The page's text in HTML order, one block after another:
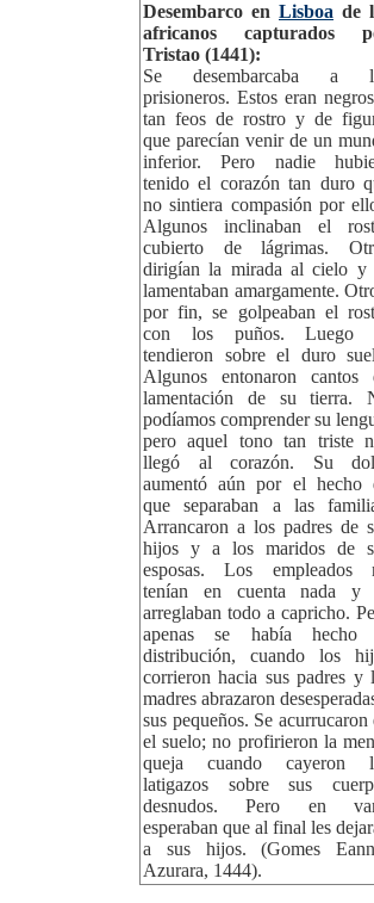
Desembarco en Lisboa de
africanos capturados
Tristao (1441):
Se desembarcaba a
prisioneros. Estos eran
tan feos de rostro y de
que parecían venir de un
inferior. Pero nadie
tenido el corazón tan duro
no sintiera compasión por
Algunos inclinaban el
cubierto de lágrimas.
dirigían la mirada al cielo y
lamentaban amargamente.
por fin, se golpeaban el
con los puños. Luego
tendieron sobre el duro
Algunos entonaron cantos
lamentación de su tierra.
podíamos comprender su
pero aquel tono tan triste
llegó al corazón. Su
aumentó aún por el hecho
que separaban a las
Arrancaron a los padres de
hijos y a los maridos de
esposas. Los empleados
tenían en cuenta nada y
arreglaban todo a capricho.
apenas se había hecho
distribución, cuando los
corrieron hacia sus padres y
madres abrazaron
sus pequeños. Se acurrucaron
el suelo; no profirieron la
queja cuando cayeron
latigazos sobre sus
desnudos. Pero en
esperaban que al final les
a sus hijos. (Gomes
Azurara, 1444).